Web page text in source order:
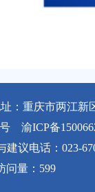
重庆市两江新
渝ICP备
建议电话：023-
量：599